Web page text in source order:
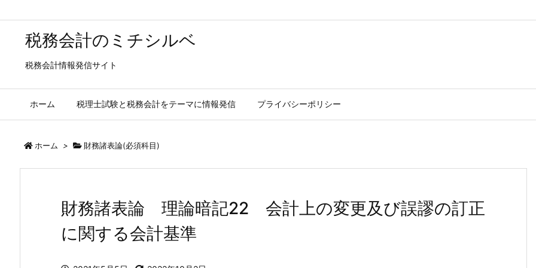
税務会計のミチシルベ
税務会計情報発信サイト
ホーム 税理士試験と税務会計をテーマに情報発信 プライバシーポリシー
ホーム > 財務諸表論(必須科目)
財務諸表論 理論暗記22 会計上の変更及び誤謬の訂正
に関する会計基準